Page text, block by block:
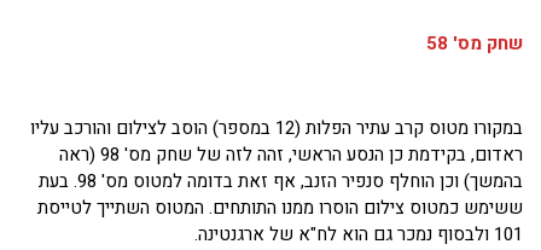
שחק מס' 58
במקורו מטוס קרב עתיר הפלות (12 במספר) הוסב לצילום והורכב עליו
ראדום, בקידמת כן הנסע הראשי, זהה לזה של שחק מס' 98 (ראה
בהמשך) וכן הוחלף סנפיר הזנב, אף זאת בדומה למטוס מס' 98. בעת
ששימש כמטוס צילום הוסרו ממנו התותחים. המטוס השתייך לטייסת
101 ולבסוף נמכר גם הוא לח"א של ארגנטינה.